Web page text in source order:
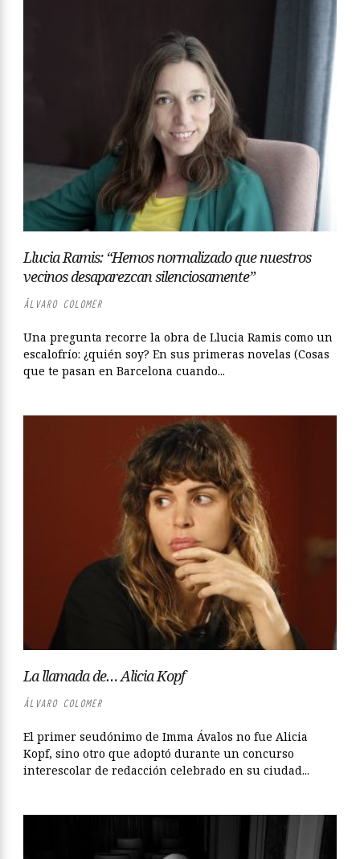
Llucia Ramis: “Hemos normalizado que nuestros
vecinos desaparezcan silenciosamente”
ÁLVARO COLOMER
Una pregunta recorre la obra de Llucia Ramis como un
escalofrío: ¿quién soy? En sus primeras novelas (Cosas
que te pasan en Barcelona cuando...
La llamada de… Alicia Kopf
ÁLVARO COLOMER
El primer seudónimo de Imma Ávalos no fue Alicia
Kopf, sino otro que adoptó durante un concurso
interescolar de redacción celebrado en su ciudad...